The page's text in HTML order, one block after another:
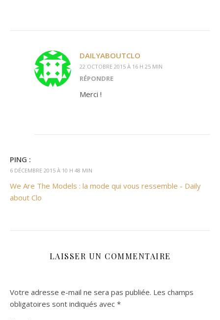
DAILYABOUTCLO
22 OCTOBRE 2015 À 16 H 25 MIN
RÉPONDRE
Merci !
PING :
6 DÉCEMBRE 2015 À 10 H 48 MIN
We Are The Models : la mode qui vous ressemble - Daily
about Clo
LAISSER UN COMMENTAIRE
Votre adresse e-mail ne sera pas publiée. Les champs
obligatoires sont indiqués avec *